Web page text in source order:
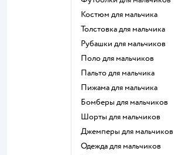
Костюм для мальчика
Толстовка для мальчика
Рубашки для мальчиков
Поло для мальчиков
Пальто для мальчика
Пижама для мальчика
Бомберы для мальчиков
Шорты для мальчиков
Джемперы для мальчиков
Одежда для мальчиков